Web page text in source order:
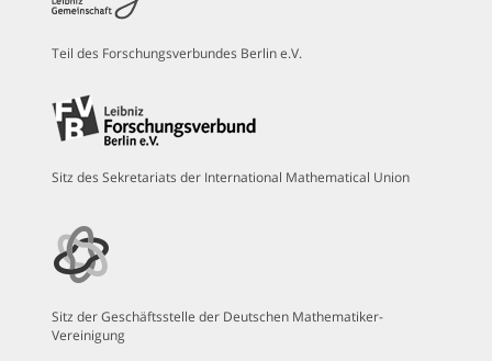
Teil des Forschungsverbundes Berlin e.V.
Sitz des Sekretariats der International Mathematical Union
Sitz der Geschäftsstelle der Deutschen Mathematiker-
Vereinigung